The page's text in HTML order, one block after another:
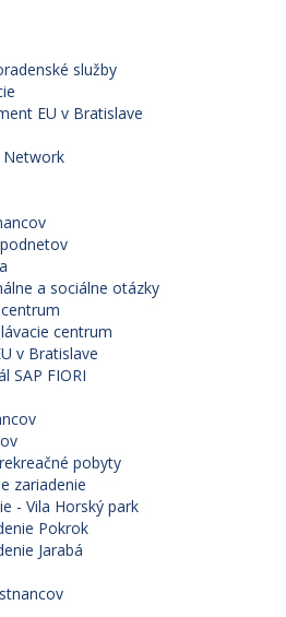
služby
EU v Bratislave
Network
a sociálne otázky
centrum
centrum
v Bratislave
SAP FIORI
pobyty
zariadenie
- Vila Horský park
Pokrok
Jarabá